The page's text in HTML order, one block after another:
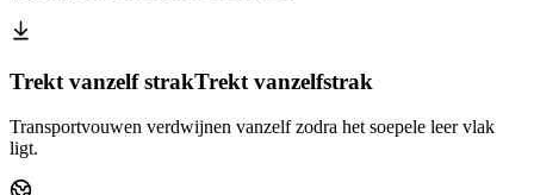
Trekt vanzelf strakTrekt vanzelfstrak
Transportvouwen verdwijnen vanzelf zodra het soepele leer vlak
ligt.